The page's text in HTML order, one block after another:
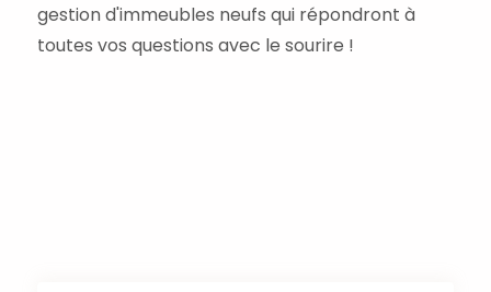
gestion d'immeubles neufs qui répondront à
toutes vos questions avec le sourire !